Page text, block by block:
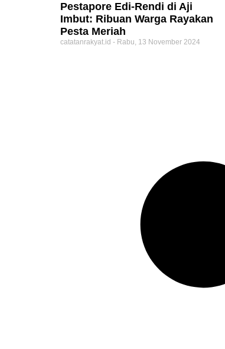
Pestapore Edi-Rendi di Aji
Imbut: Ribuan Warga Rayakan
Pesta Meriah
catatanrakyat.id Rabu, 13 November 2024